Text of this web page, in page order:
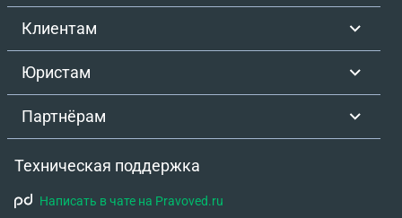
продать. Каждый день думаю что делать, как
раздора), но дети хотят чтоб этот дом стоял как
захотят там жить. Вместе наследством, сама
делюсь на части, понимая что с этим чтото надо
сделать, это невозможно чтоб продолжалось так
Клиентам
Юристам
Партнёрам
Техническая поддержка
Написать в чате на Pravoved.ru